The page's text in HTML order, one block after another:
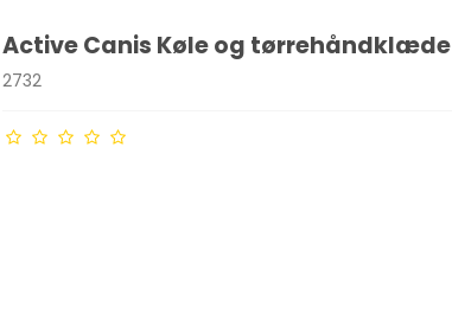
Active Canis Køle og tørrehåndklæde
2732